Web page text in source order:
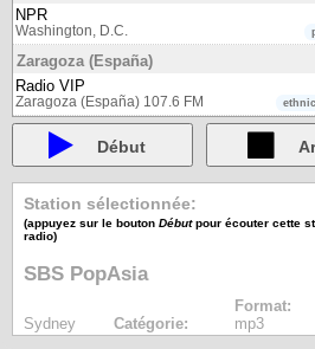
NPR
Washington, D.C.
Zaragoza (España)
Radio VIP
Zaragoza (España) 107.6 FM
Début
Station sélectionnée:
(appuyez sur le boutonDébutpour écouter cette
radio)
SBS PopAsia
Sydney Catégorie:
Format:
mp3